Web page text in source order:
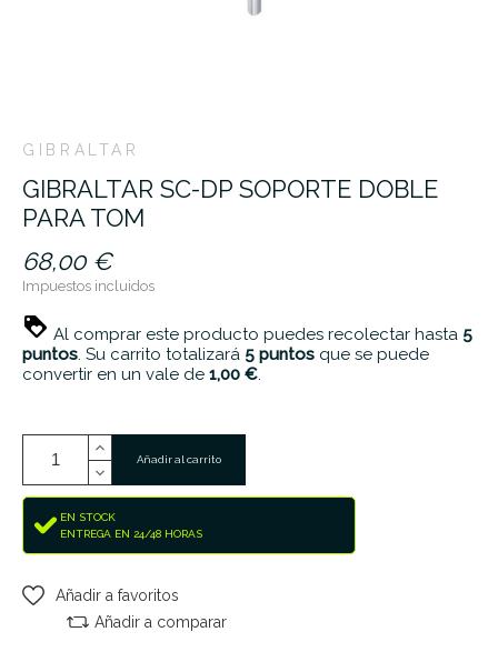
GIBRALTAR
GIBRALTAR SC-DP SOPORTE DOBLE
PARA TOM
68,00 €
Impuestos incluidos
Al comprar este producto puedes recolectar hasta 5
puntos. Su carrito totalizará 5 puntos que se puede
convertir en un vale de 1,00 €.
Añadir al carrito
EN STOCK
ENTREGA EN 24/48 HORAS
Añadir a favoritos
Añadir a comparar